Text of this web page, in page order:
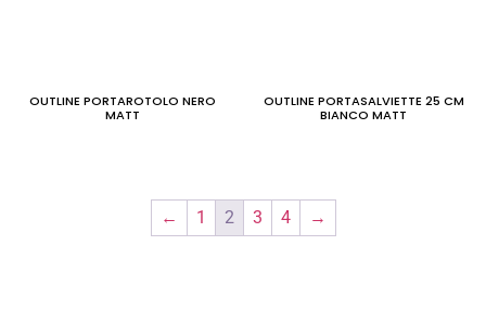
OUTLINE PORTAROTOLO NERO
MATT
OUTLINE PORTASALVIETTE 25 CM
BIANCO MATT
← 1 2 3 4 →